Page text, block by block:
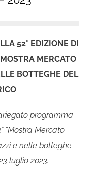
52° EDIZIONE DI
MERCATO
BOTTEGHE DEL
programma
“Mostra Mercato
e nelle botteghe
luglio 2023.